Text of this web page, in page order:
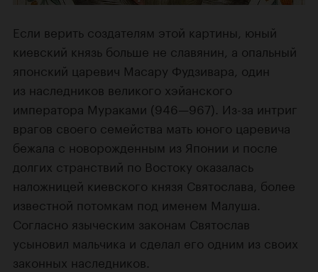
Если верить создателям этой картины, юный
киевский князь больше не славянин, а опальный
японский царевич Масару Фудзивара, один
из наследников великого хэйанского
императора Мураками (946—967). Из-за интриг
врагов своего семейства мать юного царевича
бежала с новорожденным из Японии и после
долгих странствий по Востоку оказалась
наложницей киевского князя Святослава, более
известной потомкам под именем Малуша.
Согласно языческим законам Святослав
усыновил мальчика и сделал его одним из своих
законных наследников.